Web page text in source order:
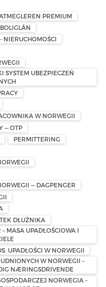
PREMIUM
NIERUCHOMOŚCI
SYSTEM UBEZPIECZEŃ
W NORWEGII
— OTP
PERMITTERING
— DAGPENGER
DŁUŻNIKA
MASA UPADŁOŚCIOWA I
UPADŁOŚCI W NORWEGII
W NORWEGII –
NÆRINGSDRIVENDE
NORWEGIA –